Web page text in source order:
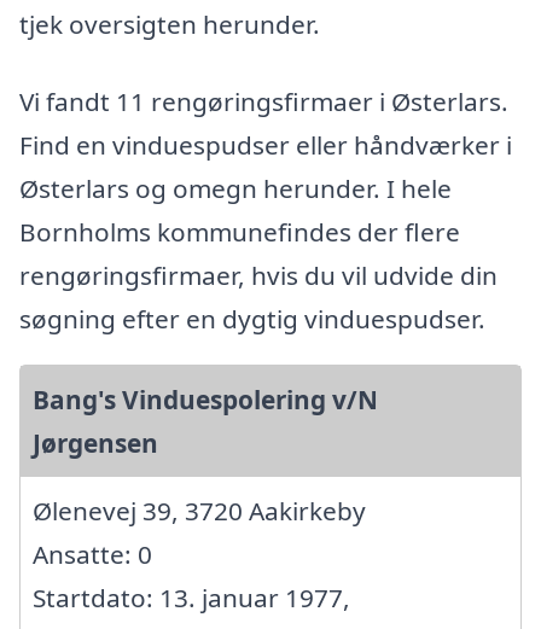
tjek oversigten herunder.
Vi fandt 11 rengøringsfirmaer i Østerlars.
Find en vinduespudser eller håndværker i
Østerlars og omegn herunder. I hele
Bornholms kommunefindes der flere
rengøringsfirmaer, hvis du vil udvide din
søgning efter en dygtig vinduespudser.
Bang's Vinduespolering v/N
Jørgensen
Ølenevej 39, 3720 Aakirkeby
Ansatte: 0
Startdato: 13. januar 1977,